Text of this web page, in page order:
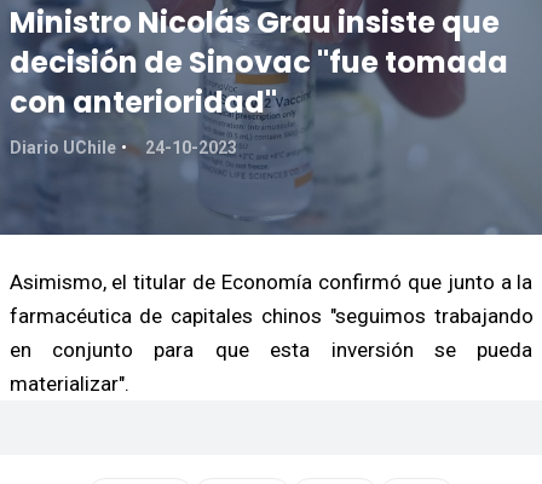
Ministro Nicolás Grau insiste que
decisión de Sinovac "fue tomada
con anterioridad"
Diario UChile 24-10-2023
Asimismo, el titular de Economía confirmó que junto a la
farmacéutica de capitales chinos "seguimos trabajando
en conjunto para que esta inversión se pueda
materializar".